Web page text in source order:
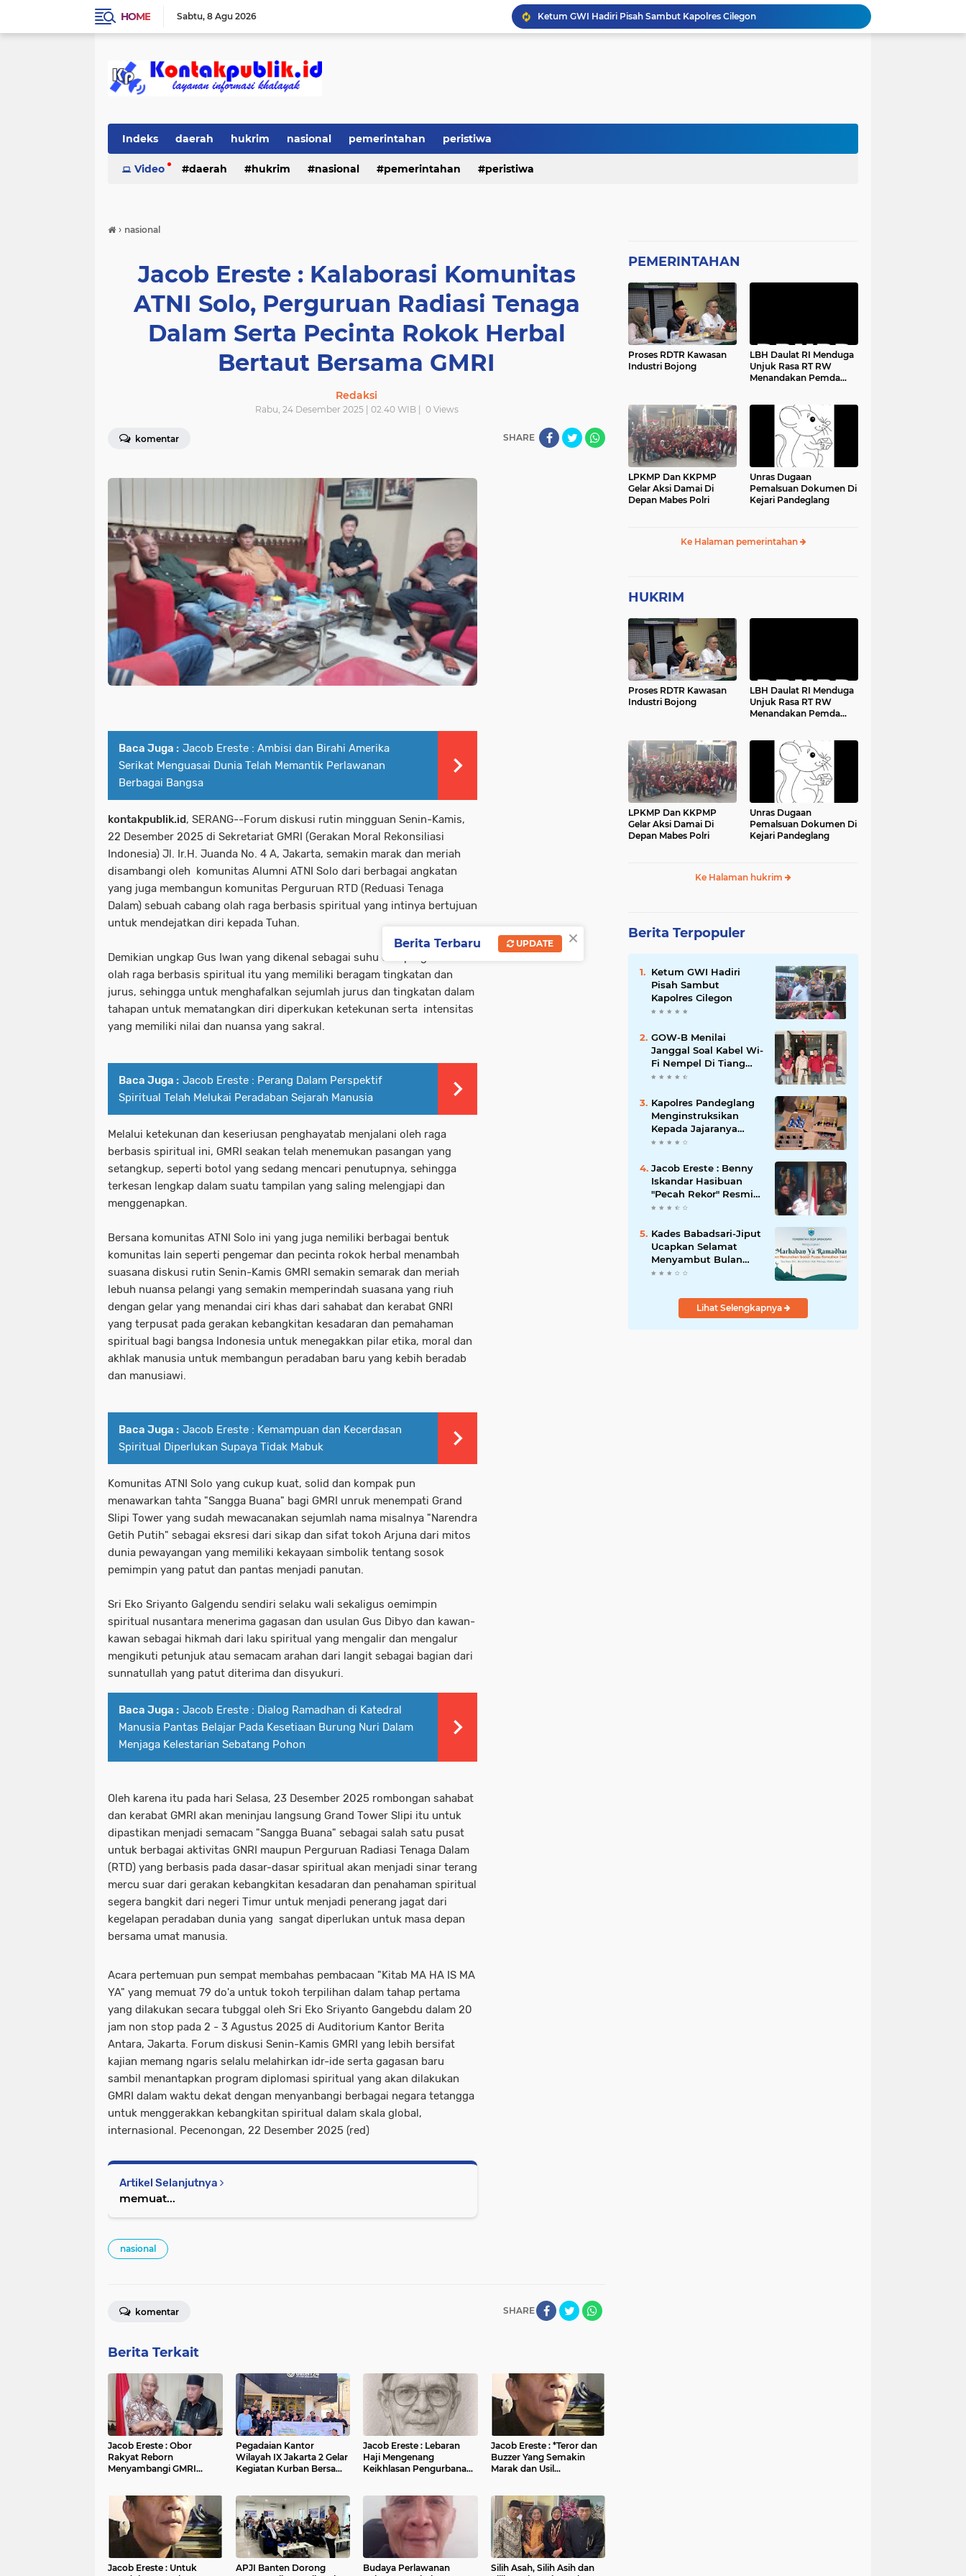
HOME Sabtu 8 Agu 2026
Ketum GWI Hadiri Pisah Sambut Kapolres Cilegon
Mahasiswa Banten Dan Amon Apresiasi DIRINTELKAM Polda
GWI Desak Polisi Usut Tuntas Jaringan Peredaran Obat Keras Daftar G di Pamulang
Indeks daerah hukrim nasional pemerintahan peristiwa
Video daerah hukrim nasional pemerintahan peristiwa
› nasional
Jacob Ereste : Kalaborasi Komunitas
ATNI Solo, Perguruan Radiasi Tenaga
Dalam Serta Pecinta Rokok Herbal
Bertaut Bersama GMRI
Redaksi
Rabu, 24 Desember 2025 | 02.40 WIB | 0Views
komentar SHARE
Baca Juga : Jacob Ereste : Ambisi dan Birahi Amerika
Serikat Menguasai Dunia Telah Memantik Perlawanan
Berbagai Bangsa
kontakpublik.id, SERANG--Forum diskusi rutin mingguan Senin-Kamis,
22 Desember 2025 di Sekretariat GMRI (Gerakan Moral Rekonsiliasi
Indonesia) Jl. Ir.H. Juanda No. 4 A, Jakarta, semakin marak dan meriah
disambangi oleh komunitas Alumni ATNI Solo dari berbagai angkatan
yang juga membangun komunitas Perguruan RTD (Reduasi Tenaga
Dalam) sebuah cabang olah raga berbasis spiritual yang intinya bertujuan
untuk mendejatkan diri kepada Tuhan.
Demikian ungkap Gus Iwan yang dikenal sebagai suhu dari perguruan
olah raga berbasis spiritual itu yang memiliki beragam tingkatan dan
jurus, sehingga untuk menghafalkan sejumlah jurus dan tingkatan dalam
tahapan untuk mematangkan diri diperkukan ketekunan serta intensitas
yang memiliki nilai dan nuansa yang sakral.
Baca Juga : Jacob Ereste : Perang Dalam Perspektif
Spiritual Telah Melukai Peradaban Sejarah Manusia
Melalui ketekunan dan keseriusan penghayatab menjalani oleh raga
berbasis spiritual ini, GMRI seakan telah menemukan pasangan yang
setangkup, seperti botol yang sedang mencari penutupnya, sehingga
terkesan lengkap dalam suatu tampilan yang saling melengjapi dan
menggenapkan.
Bersana komunitas ATNI Solo ini yang juga nemiliki berbagai bentuk
komunitas lain seperti pengemar dan pecinta rokok herbal menambah
suasana diskusi rutin Senin-Kamis GMRI semakin semarak dan meriah
lebuh nuansa pelangi yang semakin memperindah suasana yang riuh
dengan gelar yang menandai ciri khas dari sahabat dan kerabat GNRI
yang terpusat pada gerakan kebangkitan kesadaran dan pemahaman
spiritual bagi bangsa Indonesia untuk menegakkan pilar etika, moral dan
akhlak manusia untuk membangun peradaban baru yang kebih beradab
dan manusiawi.
Baca Juga : Jacob Ereste : Kemampuan dan Kecerdasan
Spiritual Diperlukan Supaya Tidak Mabuk
Komunitas ATNI Solo yang cukup kuat, solid dan kompak pun
menawarkan tahta "Sangga Buana" bagi GMRI unruk menempati Grand
Slipi Tower yang sudah mewacanakan sejumlah nama misalnya "Narendra
Getih Putih" sebagai eksresi dari sikap dan sifat tokoh Arjuna dari mitos
dunia pewayangan yang memiliki kekayaan simbolik tentang sosok
pemimpin yang patut dan pantas menjadi panutan.
Sri Eko Sriyanto Galgendu sendiri selaku wali sekaligus oemimpin
spiritual nusantara menerima gagasan dan usulan Gus Dibyo dan kawan-
kawan sebagai hikmah dari laku spiritual yang mengalir dan mengalur
mengikuti petunjuk atau semacam arahan dari langit sebagai bagian dari
sunnatullah yang patut diterima dan disyukuri.
Baca Juga : Jacob Ereste : Dialog Ramadhan di Katedral
Manusia Pantas Belajar Pada Kesetiaan Burung Nuri Dalam
Menjaga Kelestarian Sebatang Pohon
Oleh karena itu pada hari Selasa, 23 Desember 2025 rombongan sahabat
dan kerabat GMRI akan meninjau langsung Grand Tower Slipi itu untuk
dipastikan menjadi semacam "Sangga Buana" sebagai salah satu pusat
untuk berbagai aktivitas GNRI maupun Perguruan Radiasi Tenaga Dalam
(RTD) yang berbasis pada dasar-dasar spiritual akan menjadi sinar terang
mercu suar dari gerakan kebangkitan kesadaran dan penahaman spiritual
segera bangkit dari negeri Timur untuk menjadi penerang jagat dari
kegelapan peradaban dunia yang sangat diperlukan untuk masa depan
bersama umat manusia.
Acara pertemuan pun sempat membahas pembacaan "Kitab MA HA IS MA
YA" yang memuat 79 do'a untuk tokoh terpilihan dalam tahap pertama
yang dilakukan secara tubggal oleh Sri Eko Sriyanto Gangebdu dalam 20
jam non stop pada 2 - 3 Agustus 2025 di Auditorium Kantor Berita
Antara, Jakarta. Forum diskusi Senin-Kamis GMRI yang lebih bersifat
kajian memang ngaris selalu melahirkan idr-ide serta gagasan baru
sambil menantapkan program diplomasi spiritual yang akan dilakukan
GMRI dalam waktu dekat dengan menyanbangi berbagai negara tetangga
untuk menggerakkan kebangkitan spiritual dalam skala global,
internasional. Pecenongan, 22 Desember 2025 (red)
Artikel Selanjutnya
memuat...
nasional
SHARE
komentar
Berita Terkait
Jacob Ereste : Obor
Rakyat Reborn
Menyambangi GMRI
Pegadaian Kantor
Wilayah IX Jakarta 2 Gelar
Kegiatan Kurban Bersama
Jacob Ereste : Lebaran
Haji Mengenang
Keikhlasan Pengurbanan
Siti Hajar
Jacob Ereste : *Teror dan
Buzzer Yang Semakin
Marak dan Usil
Jacob Ereste : Untuk
APJI Banten Dorong
Budaya Perlawanan
Silih Asah, Silih Asih dan
PEMERINTAHAN
Proses RDTR Kawasan
Industri Bojong
LBH Daulat RI Menduga
Unjuk Rasa RT RW
Menandakan Pemda
Kemana Kepala DPMPD
LPKMP Dan KKPMP
Gelar Aksi Damai Di
Depan Mabes Polri
Unras Dugaan
Pemalsuan Dokumen Di
Kejari Pandeglang
Ke Halaman pemerintahan
HUKRIM
Proses RDTR Kawasan
Industri Bojong
LBH Daulat RI Menduga
Unjuk Rasa RT RW
Menandakan Pemda
Kemana Kepala DPMPD
LPKMP Dan KKPMP
Gelar Aksi Damai Di
Depan Mabes Polri
Unras Dugaan
Pemalsuan Dokumen Di
Kejari Pandeglang
Ke Halaman hukrim
Berita Terpopuler
Ketum GWI Hadiri
Pisah Sambut
Kapolres Cilegon
GOW-B Menilai
Janggal Soal Kabel Wi-
Fi Nempel Di Tiang
Listrik
Kapolres Pandeglang
Menginstruksikan
Kepada Jajaranya
Memberantas
Jacob Ereste : Benny
Iskandar Hasibuan
"Pecah Rekor" Resmi
menyandang Bintang
Ngejokrok Berpangjat
Kombes
Kades Babadsari-Jiput
Ucapkan Selamat
Menyambut Bulan
Suci Ramadhan 1446
Lihat Selengkapnya
×
Berita Terbaru UPDATE